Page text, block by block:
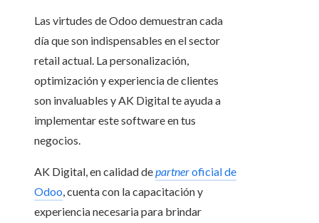
Las virtudes de Odoo demuestran cada
día que son indispensables en el sector
retail actual. La personalización,
optimización y experiencia de clientes
son invaluables y AK Digital te ayuda a
implementar este software en tus
negocios.
AK Digital, en calidad departneroficial de
Odoo, cuenta con la capacitación y
experiencia necesaria para brindar